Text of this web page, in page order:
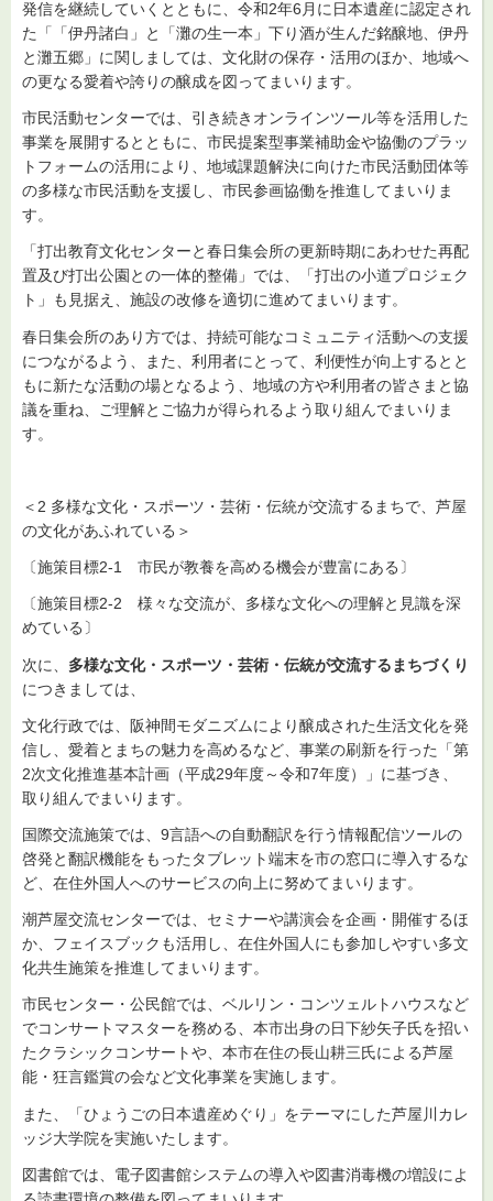
発信を継続していくとともに、令和2年6月に日本遺産に認定され
た「「伊丹諸白」と「灘の生一本」下り酒が生んだ銘醸地、伊丹
と灘五郷」に関しましては、文化財の保存・活用のほか、地域へ
の更なる愛着や誇りの醸成を図ってまいります。
市民活動センターでは、引き続きオンラインツール等を活用した
事業を展開するとともに、市民提案型事業補助金や協働のプラッ
トフォームの活用により、地域課題解決に向けた市民活動団体等
の多様な市民活動を支援し、市民参画協働を推進してまいりま
す。
「打出教育文化センターと春日集会所の更新時期にあわせた再配
置及び打出公園との一体的整備」では、「打出の小道プロジェク
ト」も見据え、施設の改修を適切に進めてまいります。
春日集会所のあり方では、持続可能なコミュニティ活動への支援
につながるよう、また、利用者にとって、利便性が向上するとと
もに新たな活動の場となるよう、地域の方や利用者の皆さまと協
議を重ね、ご理解とご協力が得られるよう取り組んでまいりま
す。
＜2 多様な文化・スポーツ・芸術・伝統が交流するまちで、芦屋
の文化があふれている＞
〔施策目標2-1 市民が教養を高める機会が豊富にある〕
〔施策目標2-2 様々な交流が、多様な文化への理解と見識を深
めている〕
次に、 多様な文化・スポーツ・芸術・伝統が交流するまちづくり
につきましては、
文化行政では、阪神間モダニズムにより醸成された生活文化を発
信し、愛着とまちの魅力を高めるなど、事業の刷新を行った「第
2次文化推進基本計画（平成29年度～令和7年度）」に基づき、
取り組んでまいります。
国際交流施策では、9言語への自動翻訳を行う情報配信ツールの
啓発と翻訳機能をもったタブレット端末を市の窓口に導入するな
ど、在住外国人へのサービスの向上に努めてまいります。
潮芦屋交流センターでは、セミナーや講演会を企画・開催するほ
か、フェイスブックも活用し、在住外国人にも参加しやすい多文
化共生施策を推進してまいります。
市民センター・公民館では、ベルリン・コンツェルトハウスなど
でコンサートマスターを務める、本市出身の日下紗矢子氏を招い
たクラシックコンサートや、本市在住の長山耕三氏による芦屋
能・狂言鑑賞の会など文化事業を実施します。
また、「ひょうごの日本遺産めぐり」をテーマにした芦屋川カレ
ッジ大学院を実施いたします。
図書館では、電子図書館システムの導入や図書消毒機の増設によ